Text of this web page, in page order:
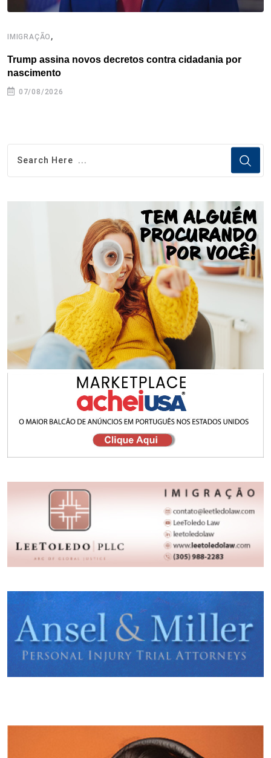
IMIGRAÇÃO ,
Trump assina novos decretos contra cidadania por
nascimento
07/08/2026